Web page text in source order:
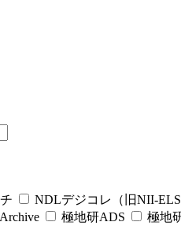
NDLデジコレ（旧NII-ELS
極地研ADS 極地